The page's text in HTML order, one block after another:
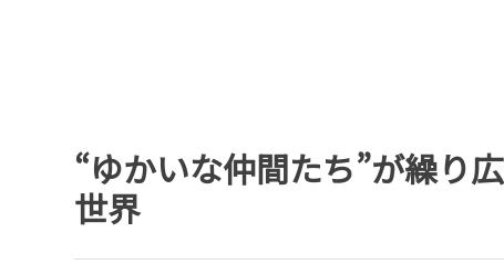
“ゆかいな仲間たち”が繰り
世界